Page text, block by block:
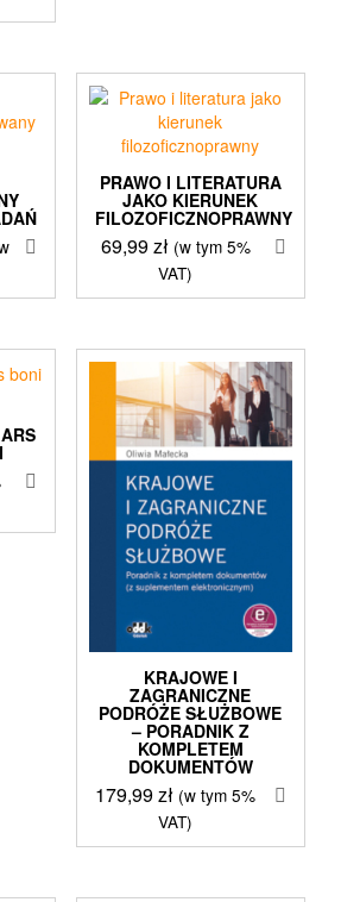
PRAWO I LITERATURA
JAKO KIERUNEK
FILOZOFICZNOPRAWNY
69,99zł (w tym 5%
VAT)
KRAJOWE I
ZAGRANICZNE
PODRÓŻE SŁUŻBOWE
– PORADNIK Z
KOMPLETEM
DOKUMENTÓW
179,99zł (w tym 5%
VAT)